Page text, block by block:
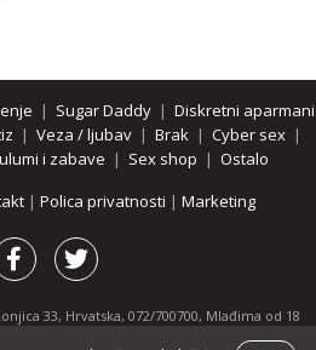
| Sugar Daddy| Diskretni aparmani
| Veza / ljubav | Brak | Cyber sex |
i zabave | Sex shop | Ostalo
| Polica privatnosti | Marketing
33, Hrvatska, 072/700700, Mlađima od 18